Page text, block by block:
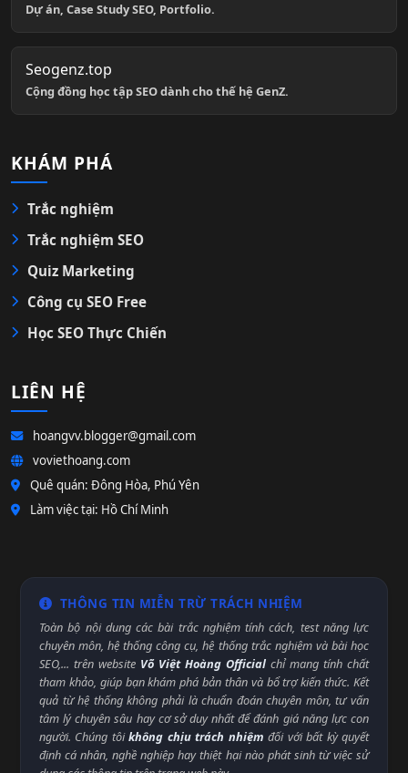
Dự án, Case Study SEO, Portfolio.
Seogenz.top
Cộng đồng học tập SEO dành cho thế hệ GenZ.
KHÁM PHÁ
Trắc nghiệm
Trắc nghiệm SEO
Quiz Marketing
Công cụ SEO Free
Học SEO Thực Chiến
LIÊN HỆ
hoangvv.blogger@gmail.com
voviethoang.com
Quê quán: Đông Hòa, Phú Yên
Làm việc tại: Hồ Chí Minh
THÔNG TIN MIỄN TRỪ TRÁCH NHIỆM
Toàn bộ nội dung các bài trắc nghiệm tính cách, test năng lực
chuyên môn, hệ thống công cụ, hệ thống trắc nghiệm và bài học
SEO,... trên website Võ Việt Hoàng Official chỉ mang tính chất
tham khảo, giúp bạn khám phá bản thân và bổ trợ kiến thức. Kết
quả từ hệ thống không phải là chuẩn đoán chuyên môn, tư vấn
tâm lý chuyên sâu hay cơ sở duy nhất để đánh giá năng lực con
người. Chúng tôikhông chịu trách nhiệm đối với bất kỳ quyết
định cá nhân, nghề nghiệp hay thiệt hại nào phát sinh từ việc sử